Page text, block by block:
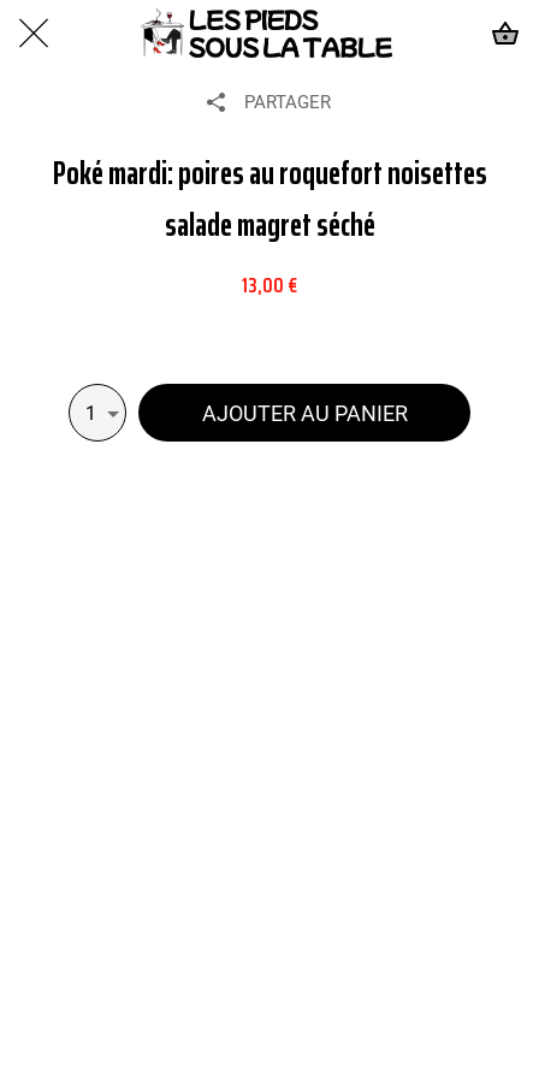
PARTAGER
Poké mardi: poires au roquefort noisettes
salade magret séché
13,00 €
1 AJOUTER AU PANIER